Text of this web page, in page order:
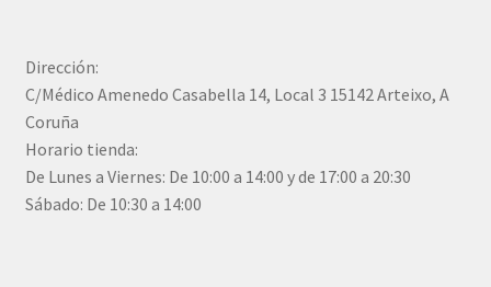
Dirección:
C/Médico Amenedo Casabella 14, Local 3 15142 Arteixo, A
Coruña
Horario tienda:
De Lunes a Viernes: De 10:00 a 14:00 y de 17:00 a 20:30
Sábado: De 10:30 a 14:00